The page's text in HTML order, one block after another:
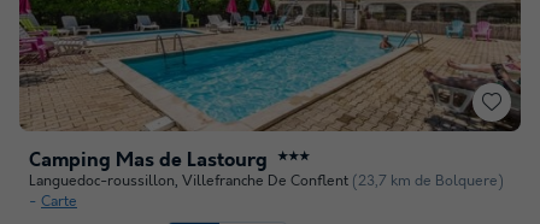
Camping Mas de Lastourg ★★★
Languedoc-roussillon, Villefranche De Conflent (23,7 km de Bolquere)
Carte